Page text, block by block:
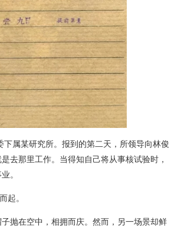
属某研究所。报到的第二天，所领导向林俊
去那里工作。当得知自己将从事核试验时，
。
起。
在空中，相拥而庆。然而，另一场景却鲜